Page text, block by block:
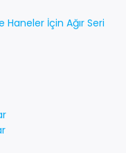
İçin Ağır Seri